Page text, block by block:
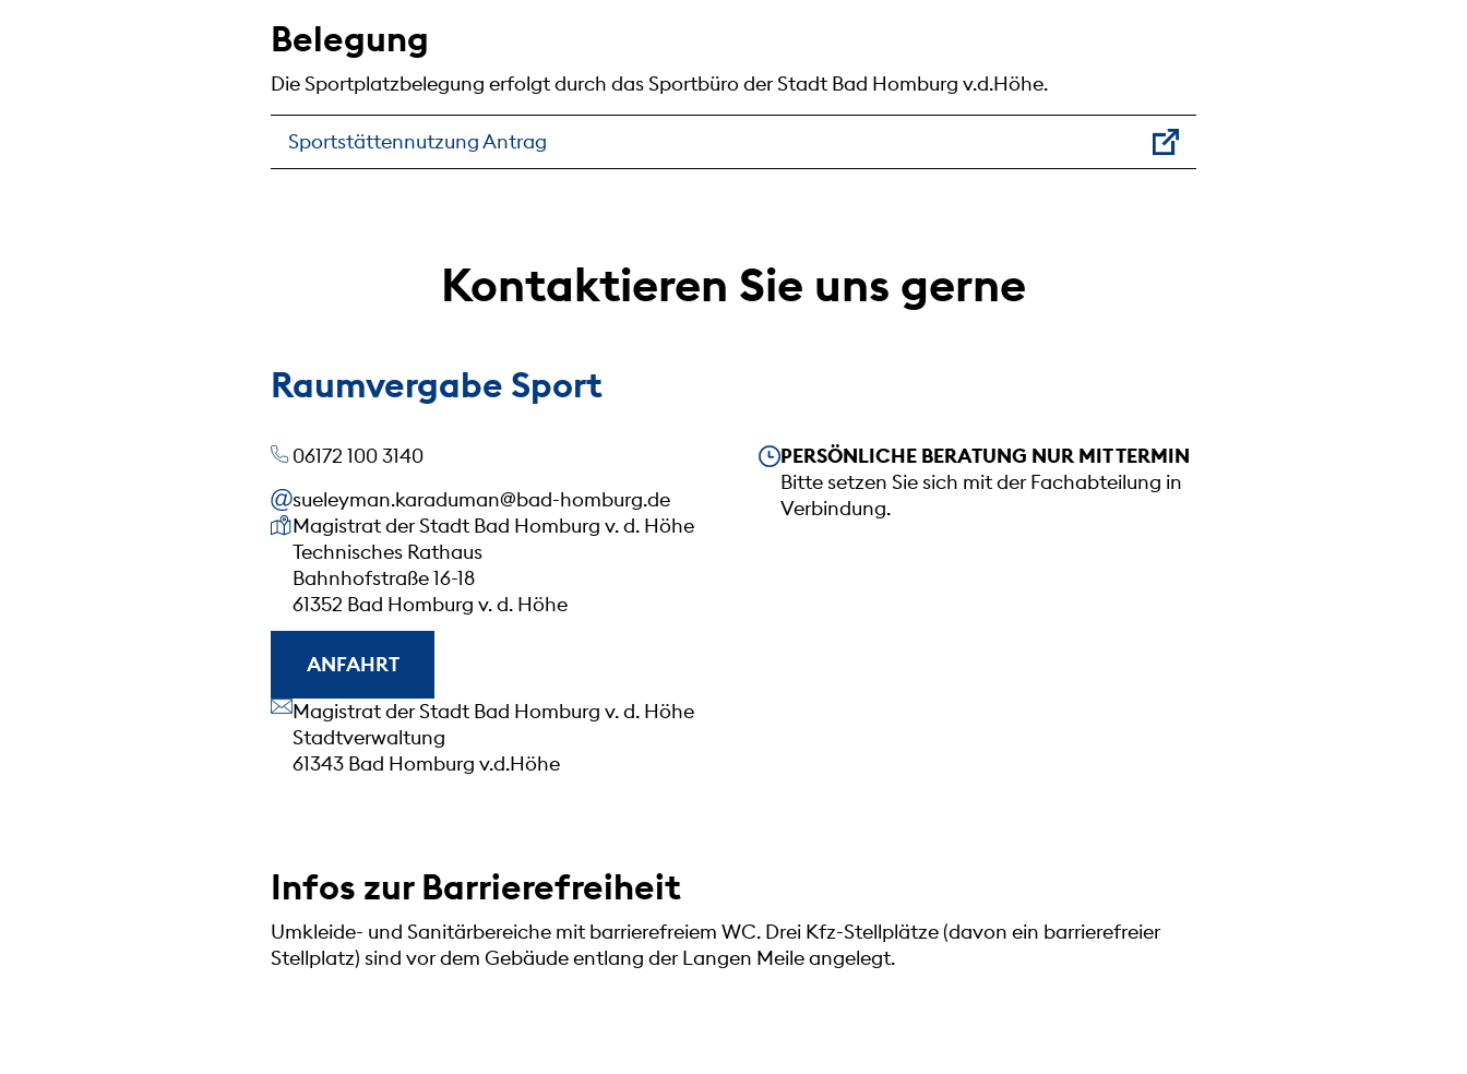
Belegung
Die Sportplatzbelegung erfolgt durch das Sportbüro der Stadt Bad Homburg v.d.Höhe.
Sportstättennutzung Antrag
Kontaktieren Sie uns gerne
Raumvergabe Sport
06172 100 3140
sueleyman.karaduman@bad-homburg.de
Unsere Anschrift
Magistrat der Stadt Bad Homburg v. d. Höhe
Technisches Rathaus
Bahnhofstraße 16-18
61352 Bad Homburg v. d. Höhe
ANFAHRT
Unsere Anschrift
Magistrat der Stadt Bad Homburg v. d. Höhe
Stadtverwaltung
61343 Bad Homburg v.d.Höhe
Unsere Öffnungszeiten
PERSÖNLICHE BERATUNG NUR MIT TERMIN
Bitte setzen Sie sich mit der Fachabteilung in
Verbindung.
Infos zur Barrierefreiheit
Umkleide- und Sanitärbereiche mit barrierefreiem WC. Drei Kfz-Stellplätze (davon ein barrierefreier
Stellplatz) sind vor dem Gebäude entlang der Langen Meile angelegt.